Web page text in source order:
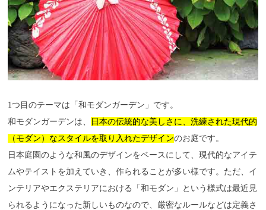
1つ目のテーマは「和モダンガーデン」です。
和モダンガーデンは、
日本の伝統的な美しさに、洗練された現代的
（モダン）なスタイルを取り入れたデザインのお庭です。
日本庭園のような和風のデザインをベースにして、現代的なアイテ
ムやテイストを加えていき、作られることが多い様です。ただ、イ
ンテリアやエクステリアにおける「和モダン」という様式は最近見
られるようになった新しいものなので、厳密なルールなどは定義さ